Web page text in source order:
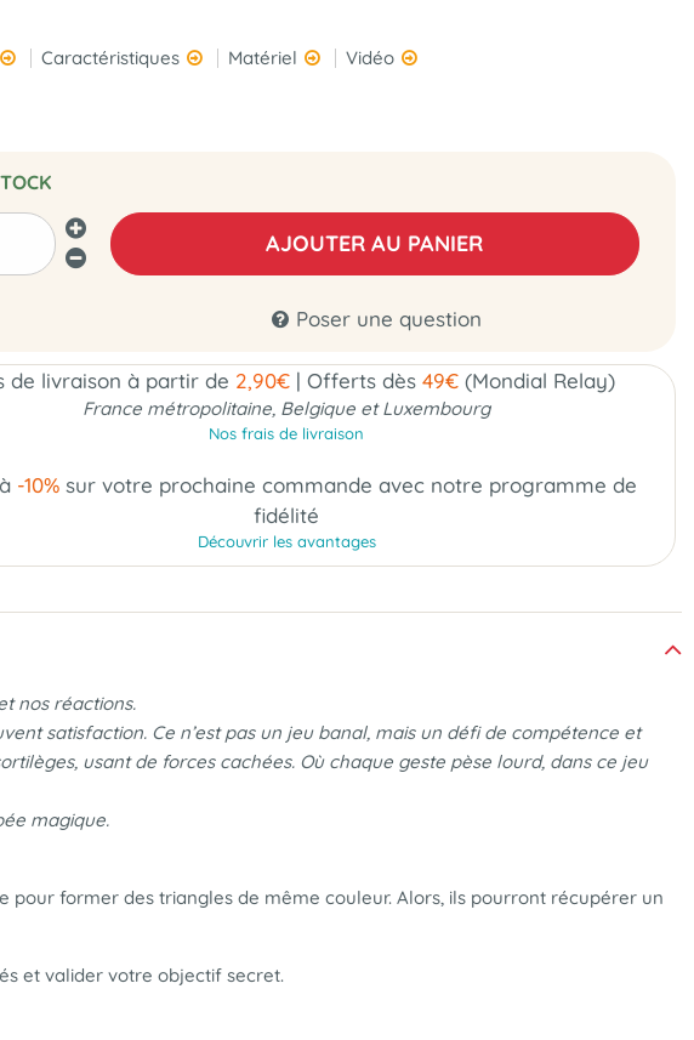
Caractéristiques Matériel Vidéo
AJOUTER AU PANIER
Poser une question
de livraison à partir de 2,90€ | Offerts dès 49€ (Mondial Relay)
France métropolitaine, Belgique et Luxembourg
Nos frais de livraison
-10%sur votre prochaine commande avec notre programme de
fidélité
Découvrir les avantages
nos réactions.
satisfaction. Ce n’est pas un jeu banal, mais un défi de compétence et
usant de forces cachées. Où chaque geste pèse lourd, dans ce jeu
magique.
former des triangles de même couleur. Alors, ils pourront récupérer un
et valider votre objectif secret.